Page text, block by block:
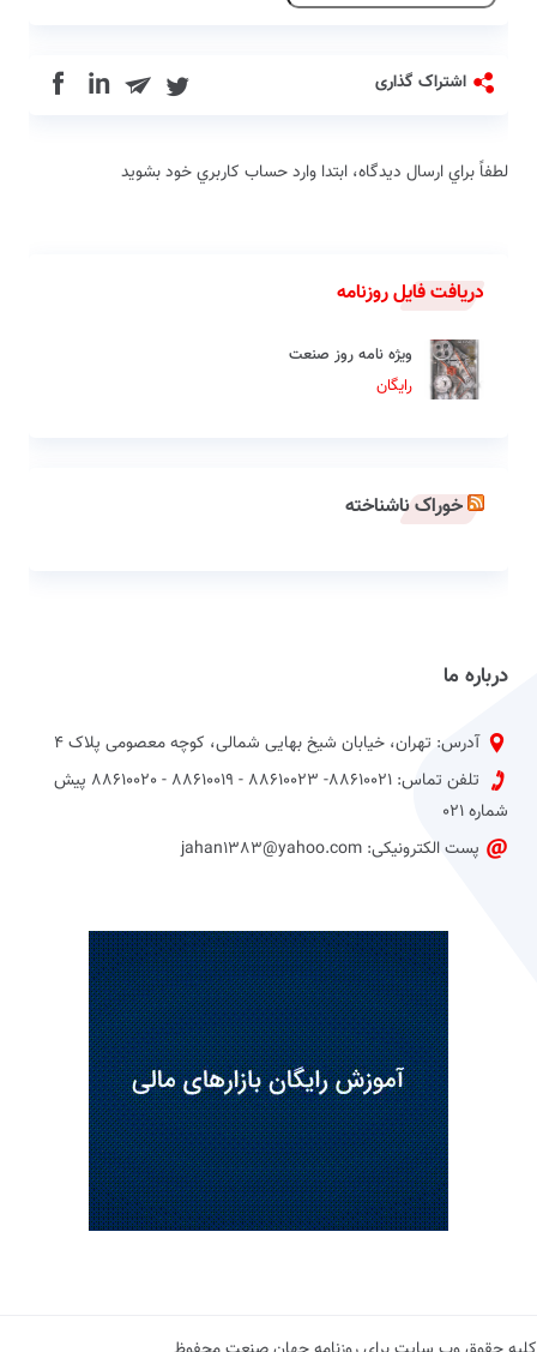
اشتراک گذاری in
لطفاً براي ارسال دیدگاه، ابتدا وارد حساب كاربري خود بشويد
دریافت فایل روزنامه
ویژه نامه روز صنعت
رایگان
خوراک ناشناخته
درباره ما
آدرس: تهران، خیابان شیخ بهایی شمالی، کوچه معصومی پلاک 4
تلفن تماس: 88610021- 88610023 - 88610019 - 88610020 پیش
شماره 021
پست الکترونیکی: jahan1383@yahoo.com